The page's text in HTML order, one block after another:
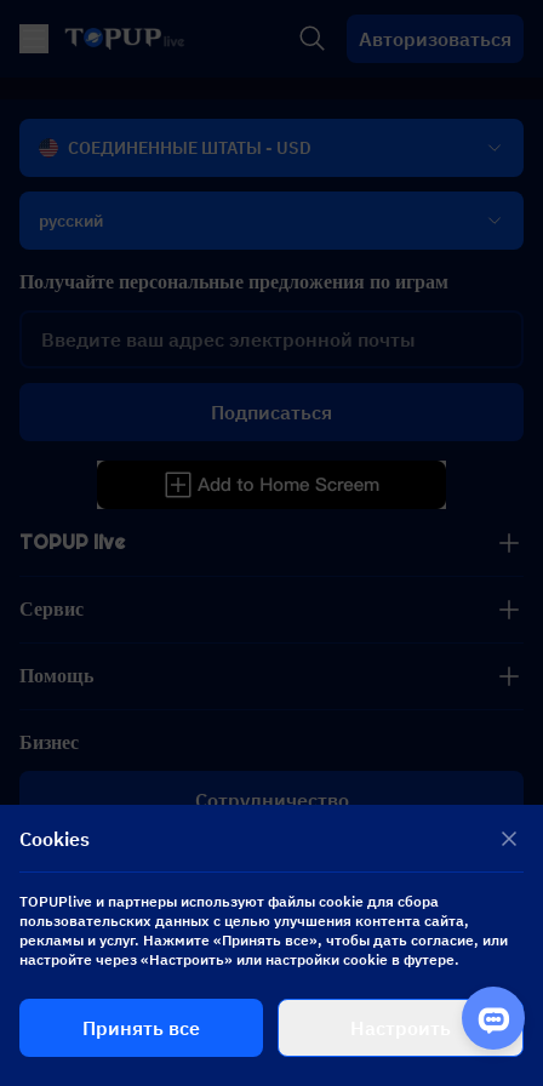
Авторизоваться
СОЕДИНЕННЫЕ ШТАТЫ - USD
русский
TOPUP live
Сервис
Помощь
Бизнес
Сотрудничество
[email protected]
Получайте персональные предложения по играм
Подписаться
Подписывайтесь на нас
Copyright 2026 SEA WHALE TECHNOLOGY PTE.LTD. All Rights Reserved.
Cookies
TOPUPlive и партнеры используют файлы cookie для сбора
пользовательских данных с целью улучшения контента сайта,
рекламы и услуг. Нажмите «Принять все», чтобы дать согласие, или
настройте через «Настроить» или настройки cookie в футере.
Принять все